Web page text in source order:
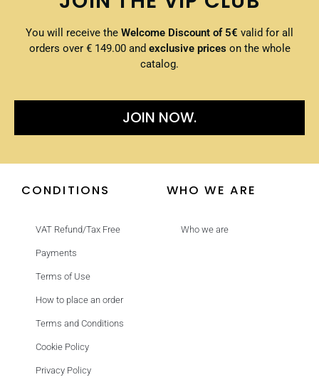
You will receive the Welcome Discount of 5€ valid for all
orders over € 149.00 and exclusive prices on the whole
catalog.
JOIN NOW.
CONDITIONS
VAT Refund/Tax Free
Payments
Terms of Use
How to place an order
Terms and Conditions
Cookie Policy
Privacy Policy
WHO WE ARE
Who we are